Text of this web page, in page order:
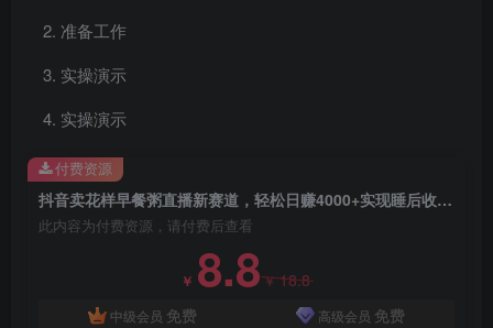
准备工作
实操演示
实操演示
抖音卖花样早餐粥直播新赛道，轻松日赚4000+实现睡后收入！
此内容为付费资源，请付费后查看
￥ 8.8￥18.8
中级会员 免费 高级会员 免费
付费资源